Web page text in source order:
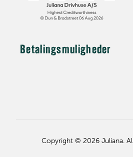
Betalingsmuligheder
Copyright © 2026 Juliana.